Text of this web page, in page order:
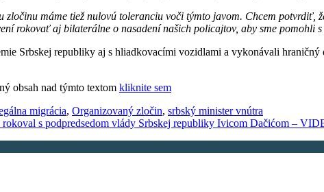
máme tiež nulovú toleranciu voči týmto javom. Chcem potvrdiť,
rokovať aj bilaterálne o nasadení našich policajtov, aby sme pomohli
Srbskej republiky aj s hliadkovacími vozidlami a vykonávali
obsah nad týmto textom kliknite sem
migrácia, Organizovaný zločin, srbský minister vnútra
s podpredsedom vlády Srbskej republiky Ivicom Dačićom –